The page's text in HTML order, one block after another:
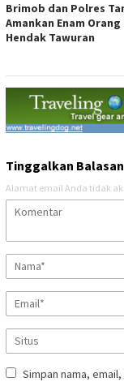
Brimob dan Polres
Amankan Enam
Hendak Tawuran
Tinggalkan Balasan
Alamat email Anda tidak
Simpan nama,